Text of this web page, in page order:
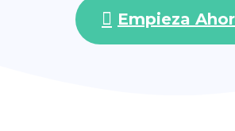
Empieza